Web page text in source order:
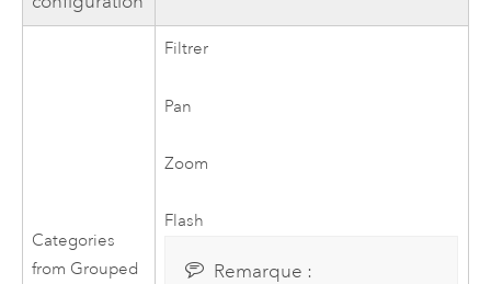
Categories
from Grouped
Filtrer
Pan
Zoom
Flash
Remarque :